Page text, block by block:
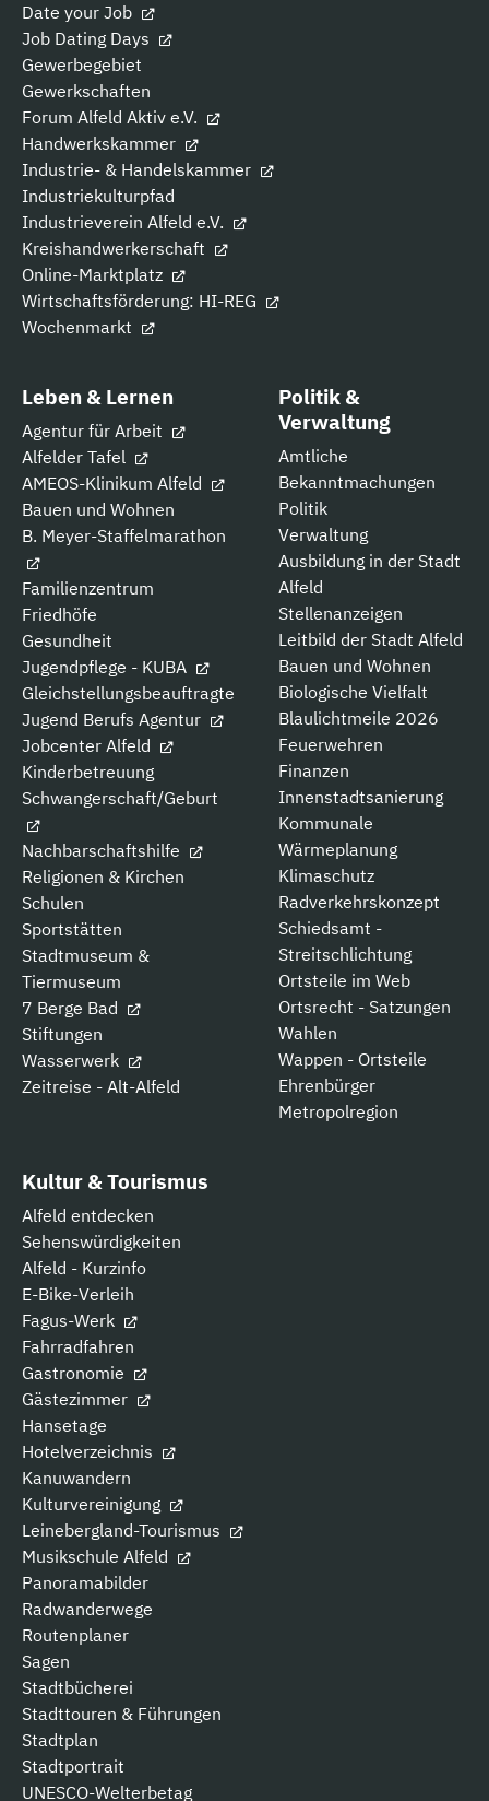
Date your Job
Job Dating Days
Gewerbegebiet
Gewerkschaften
Forum Alfeld Aktiv e.V.
Handwerkskammer
Industrie- & Handelskammer
Industriekulturpfad
Industrieverein Alfeld e.V.
Kreishandwerkerschaft
Online-Marktplatz
Wirtschaftsförderung: HI-REG
Wochenmarkt
Leben & Lernen
Agentur für Arbeit
Alfelder Tafel
AMEOS-Klinikum Alfeld
Bauen und Wohnen
B. Meyer-Staffelmarathon
Familienzentrum
Friedhöfe
Gesundheit
Jugendpflege - KUBA
Gleichstellungsbeauftragte
Jugend Berufs Agentur
Jobcenter Alfeld
Kinderbetreuung
Schwangerschaft/Geburt
Nachbarschaftshilfe
Religionen & Kirchen
Schulen
Sportstätten
Stadtmuseum &
Tiermuseum
7 Berge Bad
Stiftungen
Wasserwerk
Zeitreise - Alt-Alfeld
Politik &
Verwaltung
Amtliche
Bekanntmachungen
Politik
Verwaltung
Ausbildung in der Stadt
Alfeld
Stellenanzeigen
Leitbild der Stadt Alfeld
Bauen und Wohnen
Biologische Vielfalt
Blaulichtmeile 2026
Feuerwehren
Finanzen
Innenstadtsanierung
Kommunale
Wärmeplanung
Klimaschutz
Radverkehrskonzept
Schiedsamt -
Streitschlichtung
Ortsteile im Web
Ortsrecht - Satzungen
Wahlen
Wappen - Ortsteile
Ehrenbürger
Metropolregion
Kultur & Tourismus
Alfeld entdecken
Sehenswürdigkeiten
Alfeld - Kurzinfo
E-Bike-Verleih
Fagus-Werk
Fahrradfahren
Gastronomie
Gästezimmer
Hansetage
Hotelverzeichnis
Kanuwandern
Kulturvereinigung
Leinebergland-Tourismus
Musikschule Alfeld
Panoramabilder
Radwanderwege
Routenplaner
Sagen
Stadtbücherei
Stadttouren & Führungen
Stadtplan
Stadtportrait
UNESCO-Welterbetag